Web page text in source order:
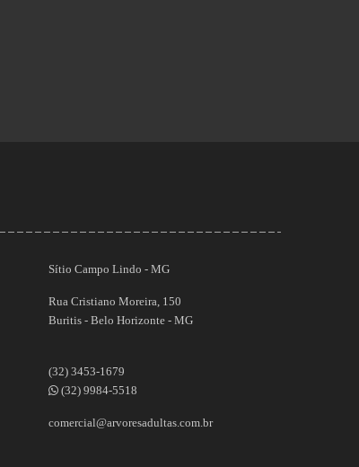
Sítio Campo Lindo - MG
Rua Cristiano Moreira, 150
Buritis - Belo Horizonte - MG
(32) 3453-1679
(32) 9984-5518
comercial@arvoresadultas.com.br